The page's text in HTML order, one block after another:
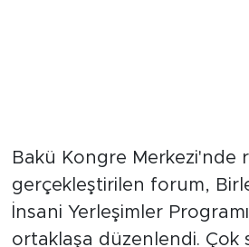
organizasyon
Bakü Kongre Merkezi'nde
gerçekleştirilen forum,
İnsani Yerleşimler